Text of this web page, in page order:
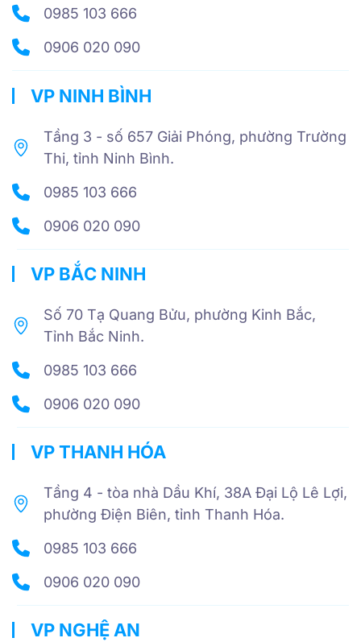
0985 103 666
0906 020 090
VP NINH BÌNH
Tầng 3 - số 657 Giải Phóng, phường Trường
Thi, tỉnh Ninh Bình.
0985 103 666
0906 020 090
VP BẮC NINH
Số 70 Tạ Quang Bửu, phường Kinh Bắc,
Tỉnh Bắc Ninh.
0985 103 666
0906 020 090
VP THANH HÓA
Tầng 4 - tòa nhà Dầu Khí, 38A Đại Lộ Lê Lợi,
phường Điện Biên, tỉnh Thanh Hóa.
0985 103 666
0906 020 090
VP NGHỆ AN